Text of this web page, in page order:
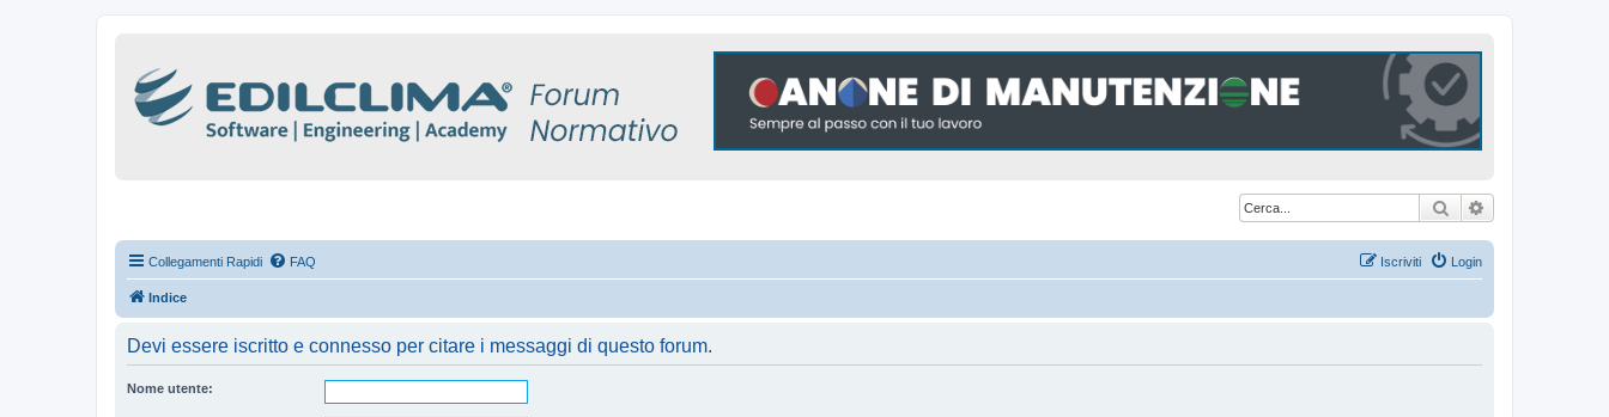
Cerca
Collegamenti Rapidi FAQ Login
Iscriviti
Indice
Devi essere iscritto e connesso per citare i messaggi di questo forum.
Nome utente: